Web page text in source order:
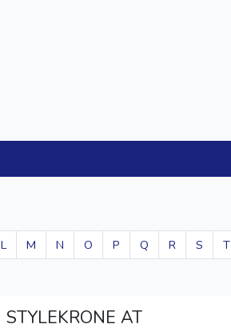
L M N O P Q R S T
STYLEKRONE AT